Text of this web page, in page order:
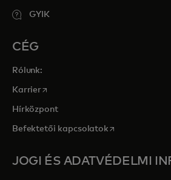
GYIK
CÉG
Rólunk:
Karrieropens in a new tab
Hírközpont
Befektetői kapcsolatokopens in a new
JOGI ÉS ADATVÉDELMI